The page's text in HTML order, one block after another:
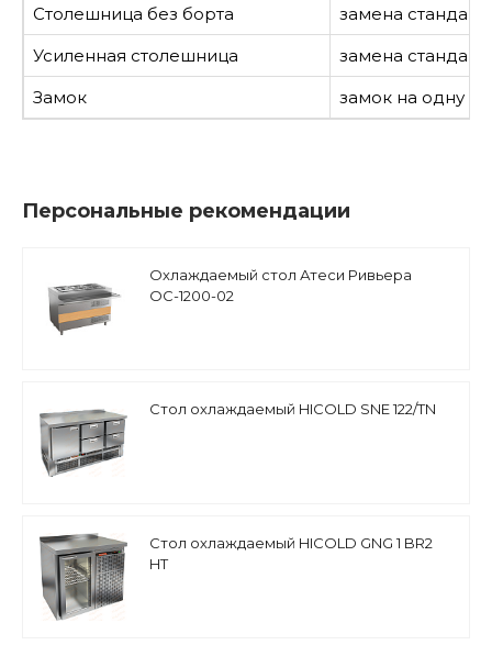
Столешница без борта
замена
Усиленная столешница
замена
Замок
замок на одну
Персональные рекомендации
Охлаждаемый стол Атеси Ривьера
ОС-1200-02
Стол охлаждаемый HICOLD SNE 122/TN
Стол охлаждаемый HICOLD GNG 1 BR2
HT